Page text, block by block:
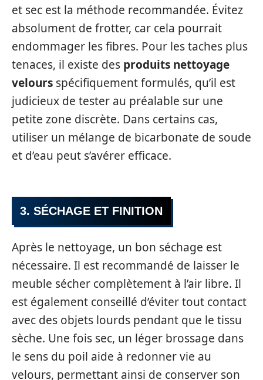
et sec est la méthode recommandée. Évitez
absolument de frotter, car cela pourrait
endommager les fibres. Pour les taches plus
tenaces, il existe des produits nettoyage
velours spécifiquement formulés, qu’il est
judicieux de tester au préalable sur une
petite zone discrète. Dans certains cas,
utiliser un mélange de bicarbonate de soude
et d’eau peut s’avérer efficace.
3. SÉCHAGE ET FINITION
Après le nettoyage, un bon séchage est
nécessaire. Il est recommandé de laisser le
meuble sécher complètement à l’air libre. Il
est également conseillé d’éviter tout contact
avec des objets lourds pendant que le tissu
sèche. Une fois sec, un léger brossage dans
le sens du poil aide à redonner vie au
velours, permettant ainsi de conserver son